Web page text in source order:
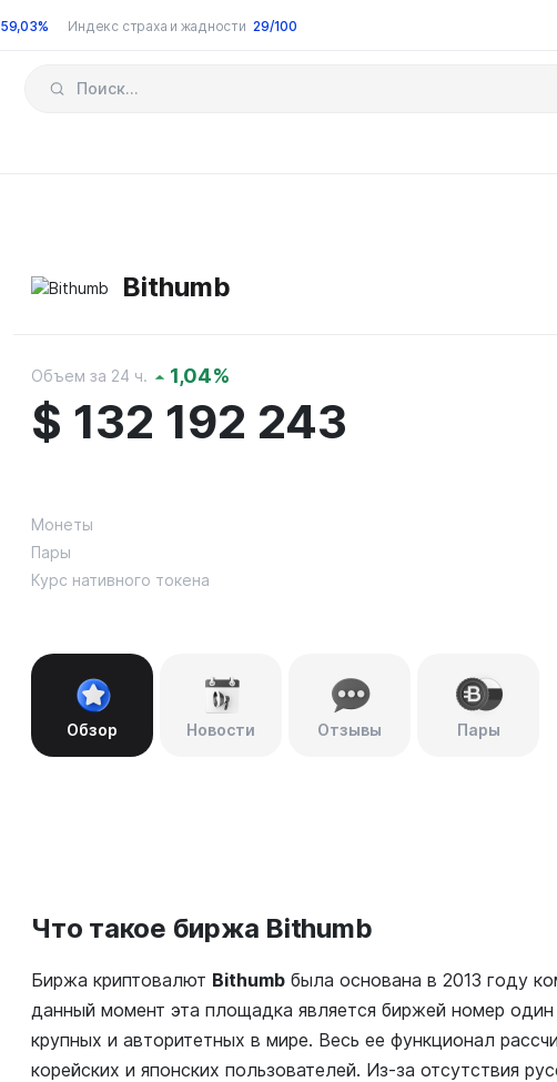
59,03% Индекс страха и жадности 29/100
Bithumb
Объем за 24 ч. 1,04%
$ 132 192 243
Монеты
Пары
Курс нативного токена
Обзор Новости Отзывы Пары
Что такое биржа Bithumb
Биржа криптовалют Bithumb была основана в 2013 году
данный момент эта площадка является биржей номер
крупных и авторитетных в мире. Весь ее функционал
корейских и японских пользователей. Из-за отсутствия